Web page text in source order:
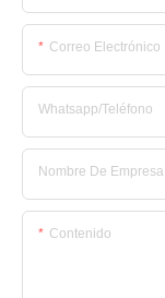
Correo Electrónico
Whatsapp/Teléfono
Nombre De Empresa
Contenido